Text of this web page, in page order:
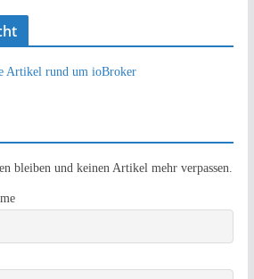
Artikel rund um ioBroker
bleiben und keinen Artikel mehr verpassen.